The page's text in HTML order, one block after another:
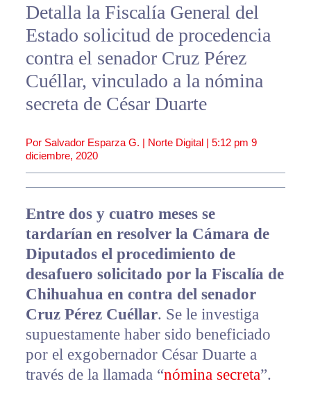
Detalla la Fiscalía General del
Estado solicitud de procedencia
contra el senador Cruz Pérez
Cuéllar, vinculado a la nómina
secreta de César Duarte
Por Salvador Esparza G. | Norte Digital | 5:12 pm 9
diciembre, 2020
Entre dos y cuatro meses se
tardarían en resolver la Cámara de
Diputados el procedimiento de
desafuero solicitado por la Fiscalía de
Chihuahua en contra del senador
Cruz Pérez Cuéllar. Se le investiga
supuestamente haber sido beneficiado
por el exgobernador César Duarte a
través de la llamada “nómina secreta”.